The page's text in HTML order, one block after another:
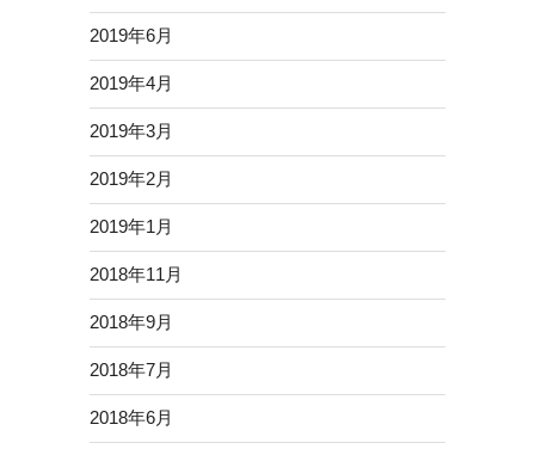
2019年6月
2019年4月
2019年3月
2019年2月
2019年1月
2018年11月
2018年9月
2018年7月
2018年6月